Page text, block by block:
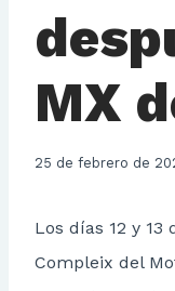
MX
25 de febrero de
Los días 12 y
Compleix del